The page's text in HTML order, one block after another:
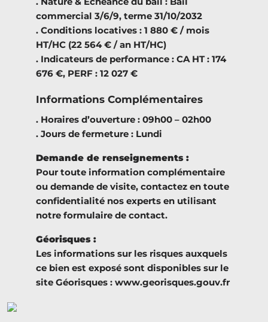
commercial 3/6/9, terme 31/10/2032
. Conditions locatives : 1 880 € / mois
HT/HC (22 564 € / an HT/HC)
. Indicateurs de performance : CA HT : 174
676 €, PERF : 12 027 €
Informations Complémentaires
. Horaires d’ouverture : 09h00 – 02h00
. Jours de fermeture : Lundi
Demande de renseignements :
Pour toute information complémentaire
ou demande de visite, contactez en toute
confidentialité nos experts en utilisant
notre formulaire de contact.
Géorisques :
Les informations sur les risques auxquels
ce bien est exposé sont disponibles sur le
site Géorisques : www.georisques.gouv.fr